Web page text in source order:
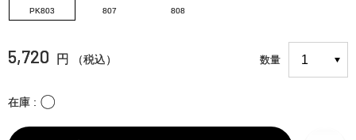
PK803 807 808
5,720 円 （税込） 数量
在庫 〇